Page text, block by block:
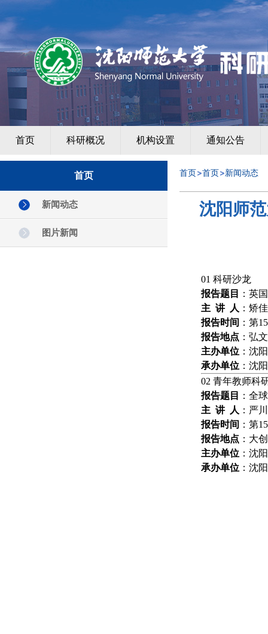
首页 科研概况 机构设置 通知公告
首页
新闻动态
图片新闻
首页 首页 新闻动态
沈阳师
01 科研沙龙
报告题目
： 英
主 讲 人 ： 矫
报告时间 ： 第15
报告地点 ： 弘
主办单位 ： 沈
承办单位 ： 沈
02 青年教师科
报告题目
： 全
主 讲 人 ： 严川
报告时间 ： 第15
报告地点 ： 大
主办单位 ： 沈
承办单位 ： 沈